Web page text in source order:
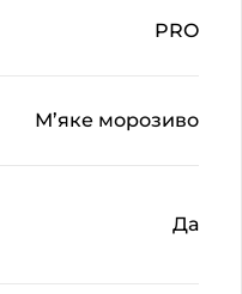
PRO
М’яке морозиво
Да